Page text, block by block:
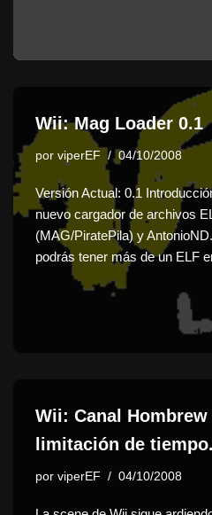
Wii: Mag Loader 0.1
por viperEF 04/10/2008
Versión Actual: 0.1
nuevo cargador de archivos
(MAG/PiratePila) y
podrás tener más de un ELF
Wii: Canal
limitación de tiempo.
por viperEF 04/10/2008